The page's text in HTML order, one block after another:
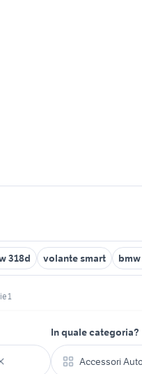
318d volante smart
1
In quale categoria?
Accessori